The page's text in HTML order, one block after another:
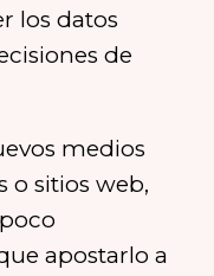
los datos
de
medios
o sitios web,
apostarlo a